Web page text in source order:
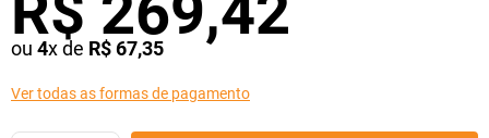
ou 4x de R$67,35
Ver todas as formas de pagamento
º
fraldas geriátricas
9º
sveda
10º amoxicilina clavulanato